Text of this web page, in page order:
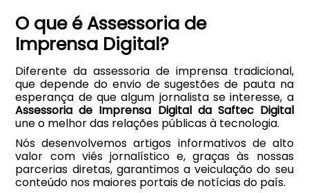
O que é Assessoria de
Imprensa Digital?
Diferente da assessoria de imprensa tradicional,
que depende do envio de sugestões de pauta na
esperança de que algum jornalista se interesse, a
Assessoria de Imprensa Digital da Saftec Digital
une o melhor das relações públicas à tecnologia.
Nós desenvolvemos artigos informativos de alto
valor com viés jornalístico e, graças às nossas
parcerias diretas, garantimos a veiculação do seu
conteúdo nos maiores portais de notícias do país.